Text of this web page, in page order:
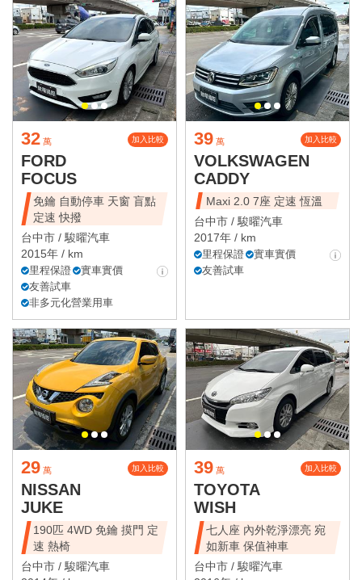
32 萬 加入比較
FORD
FOCUS
免鑰 自動停車 天窗 盲點
定速 快撥
台中市 /駿曜汽車
2015年 / km
里程保證
實車實價
友善試車
非多元化營業用車
39 萬 加入比較
VOLKSWAGEN
CADDY
Maxi 2.0 7座 定速 恆溫
台中市 /駿曜汽車
2017年 / km
里程保證
實車實價
友善試車
29 萬 加入比較
NISSAN
JUKE
190匹 4WD 免鑰 摸門 定
速 熱椅
台中市 /駿曜汽車
39 萬 加入比較
TOYOTA
WISH
七人座 內外乾淨漂亮 宛
如新車 保值神車
台中市 /駿曜汽車